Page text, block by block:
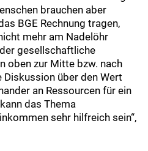
brauchen aber
BGE Rechnung tragen,
mehr am Nadelöhr
gesellschaftliche
oben zur Mitte bzw. nach
über den Wert
an Ressourcen für ein
das Thema
sehr hilfreich sein“,